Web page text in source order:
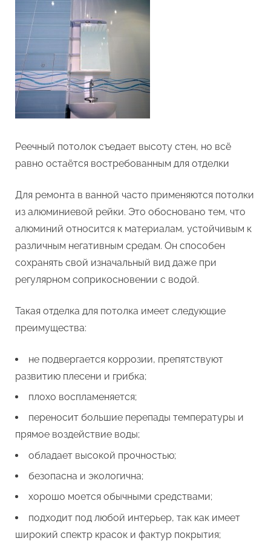
Реечный потолок съедает высоту стен, но всё
равно остаётся востребованным для отделки
Для ремонта в ванной часто применяются потолки
из алюминиевой рейки. Это обосновано тем, что
алюминий относится к материалам, устойчивым к
различным негативным средам. Он способен
сохранять свой изначальный вид даже при
регулярном соприкосновении с водой.
Такая отделка для потолка имеет следующие
преимущества:
не подвергается коррозии, препятствуют
развитию плесени и грибка;
плохо воспламеняется;
переносит большие перепады температуры и
прямое воздействие воды;
обладает высокой прочностью;
безопасна и экологична;
хорошо моется обычными средствами;
подходит под любой интерьер, так как имеет
широкий спектр красок и фактур покрытия;